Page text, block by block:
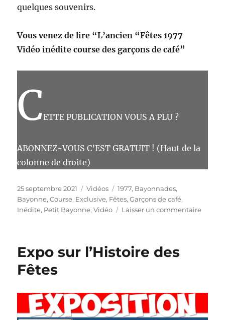
quelques souvenirs.
Vous venez de lire “L’ancien “Fêtes 1977
Vidéo inédite course des garçons de café”
CETTE PUBLICATION VOUS A PLU ?
ABONNEZ-VOUS C’EST GRATUIT ! (Haut de la
colonne de droite)
Publié
le
25 septembre 2021 Catégories
Vidéos Étiquettes
1977, Bayonnades,
Bayonne,Course, Exclusive, Fêtes,Garçons de café,
Inédite, Petit Bayonne,Vidéo Laisser un commentairesur
de
Expo sur l’Histoire des
Fêtes